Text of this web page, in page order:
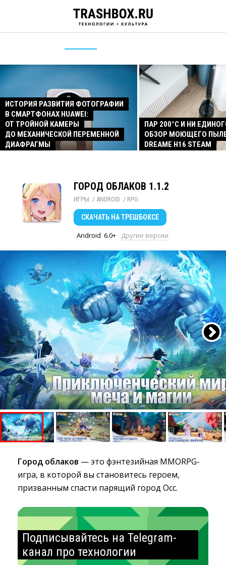
ИСТОРИЯ РАЗВИТИЯ ФОТОГРАФИИ
В СМАРТФОНАХ HUAWEI:
ОТ ТРОЙНОЙ КАМЕРЫ
ДО МЕХАНИЧЕСКОЙ ПЕРЕМЕННОЙ
ДИАФРАГМЫ
ПАР 200°C И НИ
ОБЗОР МОЮЩЕГО
DREAME H16 STEAM
ГОРОД ОБЛАКОВ 1.1.2
ИГРЫ / ANDROID / RPG
СКАЧАТЬ НА ТРЕШБОКСЕ
Android 6.0+ Другие версии
Город облаков — это фэнтезийная MMORPG-
игра, в которой вы становитесь героем,
призванным спасти парящий город Осс.
Подписывайтесь на Telegram-
канал про технологии